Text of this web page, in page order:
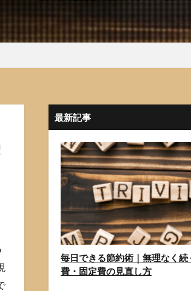
最新記事
毎日できる節約術｜無理なく続
費・固定費の見直し方